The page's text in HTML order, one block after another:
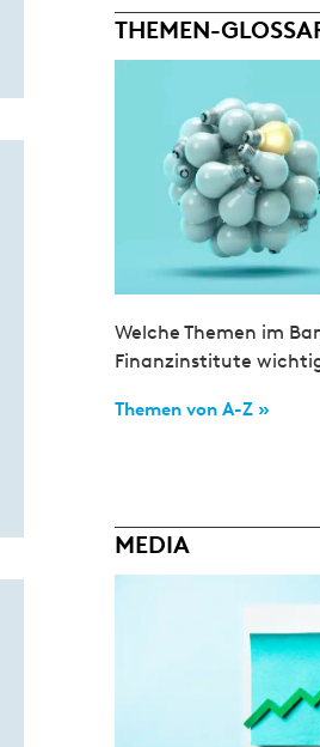
THEMEN-
Welche Themen im
Finanzinstitute
Themen von A-Z »
MEDIA